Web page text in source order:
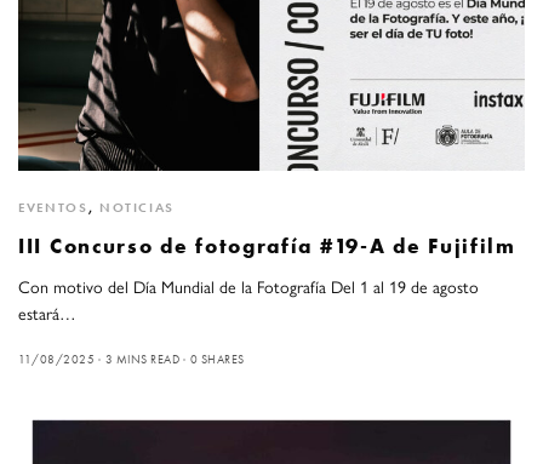
EVENTOS , NOTICIAS
III Concurso de fotografía #19-A de Fujifilm
Con motivo del Día Mundial de la Fotografía Del 1 al 19 de agosto
estará…
11/08/2025 3 MINS READ 0 SHARES